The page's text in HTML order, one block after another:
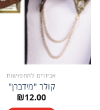
אביזרים לתחפושות
קולר "מידברן"
₪12.00